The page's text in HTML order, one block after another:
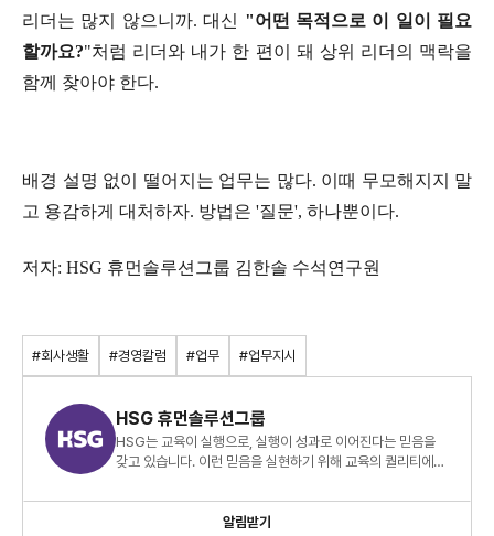
리더는 많지 않으니까. 대신 "어떤 목적으로 이 일이 필요
할까요?"처럼 리더와 내가 한 편이 돼 상위 리더의 맥락을
함께 찾아야 한다.
배경 설명 없이 떨어지는 업무는 많다. 이때 무모해지지
말
고 용감하게 대처하자. 방법은 '질문', 하나뿐이다.
저자: HSG 휴먼솔루션그룹 김한솔 수석연구원
#회사생활 #경영칼럼 #업무 #업무지시
HSG 휴먼솔루션그룹
HSG는 교육이 실행으로, 실행이 성과로 이어진다는 믿음을
갖고 있습니다. 이런 믿음을 실현하기 위해 교육의 퀄리티에
개발합니다
알림받기